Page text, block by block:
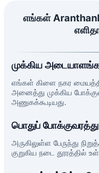
எங்கள்
முக்கிய
எங்கள் கிளை நகர
அனைத்து முக்கிய
அணுகக்கூடியது.
பொதுப்
அருகிலுள்ள பேருந்து
குறுகிய நடை தூரத்தில்